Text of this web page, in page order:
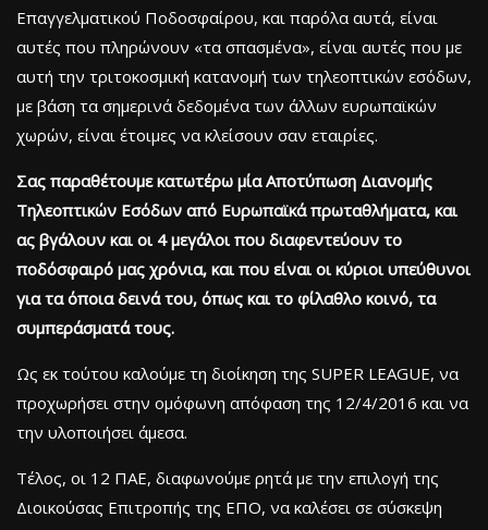
Επαγγελματικού Ποδοσφαίρου, και παρόλα αυτά, είναι
αυτές που πληρώνουν «τα σπασμένα», είναι αυτές που με
αυτή την τριτοκοσμική κατανομή των τηλεοπτικών εσόδων,
με βάση τα σημερινά δεδομένα των άλλων ευρωπαϊκών
χωρών, είναι έτοιμες να κλείσουν σαν εταιρίες.
Σας παραθέτουμε κατωτέρω μία Αποτύπωση Διανομής
Τηλεοπτικών Εσόδων από Ευρωπαϊκά πρωταθλήματα, και
ας βγάλουν και οι 4 μεγάλοι που διαφεντεύουν το
ποδόσφαιρό μας χρόνια, και που είναι οι κύριοι υπεύθυνοι
για τα όποια δεινά του, όπως και το φίλαθλο κοινό, τα
συμπεράσματά τους.
Ως εκ τούτου καλούμε τη διοίκηση της SUPER LEAGUE, να
προχωρήσει στην ομόφωνη απόφαση της 12/4/2016 και να
την υλοποιήσει άμεσα.
Τέλος, οι 12 ΠΑΕ, διαφωνούμε ρητά με την επιλογή της
Διοικούσας Επιτροπής της ΕΠΟ, να καλέσει σε σύσκεψη